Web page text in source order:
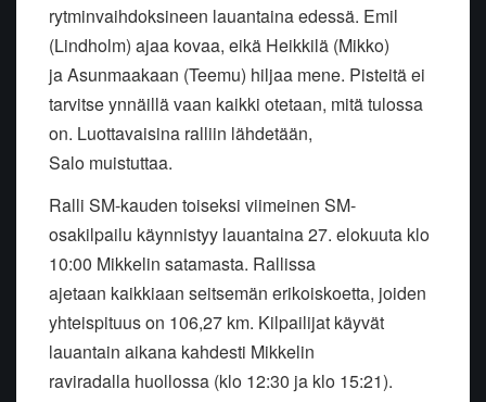
rytminvaihdoksineen lauantainaedessä. Emil
(Lindholm) ajaa kovaa, eikä Heikkilä (Mikko)
jaAsunmaakaan (Teemu) hiljaa mene. Pisteitä ei
tarvitse ynnäillä vaan kaikki otetaan, mitä tulossa
on. Luottavaisina ralliin lähdetään,
Salo muistuttaa.
Ralli SM-kauden toiseksi viimeinen SM-
osakilpailu käynnistyy lauantaina 27. elokuuta klo
10:00 Mikkelin satamasta. Rallissa
ajetaan kaikkiaan seitsemän erikoiskoetta, joiden
yhteispituus on 106,27 km. Kilpailijat käyvät
lauantain aikana kahdesti Mikkelin
raviradalla huollossa (klo 12:30 ja klo 15:21).